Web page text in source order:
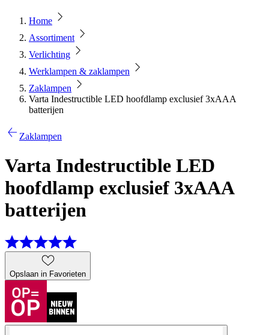
Home
Assortiment
Verlichting
Werklampen & zaklampen
Zaklampen
Varta Indestructible LED hoofdlamp exclusief 3xAAA
batterijen
Zaklampen
Varta Indestructible LED
hoofdlamp exclusief 3xAAA
batterijen
Opslaan in Favorieten